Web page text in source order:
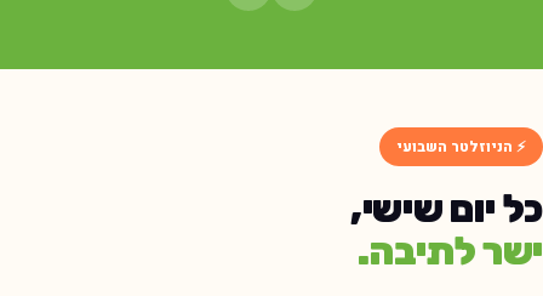
⚡ הניוזלטר השבועי
יום שישי,
לתיבה.